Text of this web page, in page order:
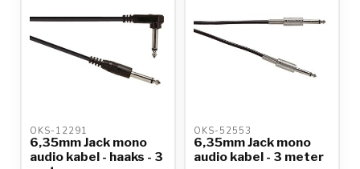
OKS-12291
6,35mm Jack mono
audio kabel - haaks - 3
OKS-52553
6,35mm Jack mono
audio kabel - 3 meter